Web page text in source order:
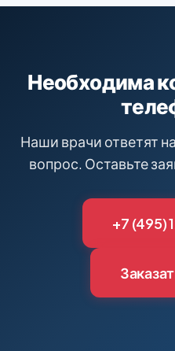
Необходима
Наши врачи ответят
вопрос. Оставьте
+7 (495)